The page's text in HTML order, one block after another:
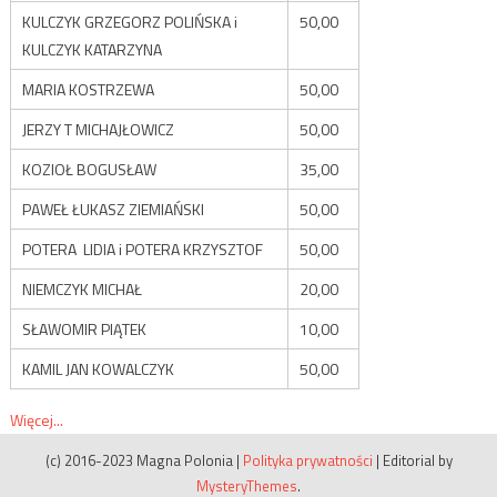
KULCZYK GRZEGORZ POLIŃSKA i
KULCZYK KATARZYNA
50,00
MARIA KOSTRZEWA
50,00
JERZY T MICHAJŁOWICZ
50,00
KOZIOŁ BOGUSŁAW
35,00
PAWEŁ ŁUKASZ ZIEMIAŃSKI
50,00
POTERA LIDIA i POTERA KRZYSZTOF
50,00
NIEMCZYK MICHAŁ
20,00
SŁAWOMIR PIĄTEK
10,00
KAMIL JAN KOWALCZYK
50,00
Więcej...
(c) 2016-2023 Magna Polonia | Polityka prywatności | Editorial by
MysteryThemes.